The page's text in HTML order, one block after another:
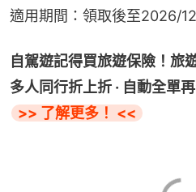
適用期間：領取後至2026/
自駕遊記得買旅遊保險！旅
多人同行折上折 · 自動全單
>> 了解更多！ <<